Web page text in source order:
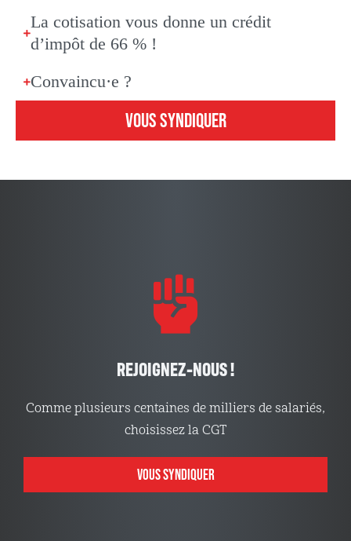
La cotisation vous donne un crédit
d’impôt de 66 % !
Convaincu·e ?
VOUS SYNDIQUER
REJOIGNEZ-NOUS !
Comme plusieurs centaines de milliers de salariés,
choisissez la CGT
VOUS SYNDIQUER